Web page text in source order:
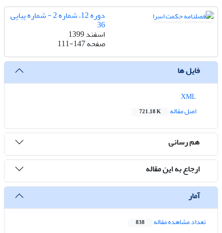
دوره 12، شماره 2 - شماره پیاپی
36
اسفند 1399
صفحه111-147
فایل ها
اصل مقاله
721.18 K
هم رسانی
ارجاع به این مقاله
آمار
تعداد مشاهده مقاله 838